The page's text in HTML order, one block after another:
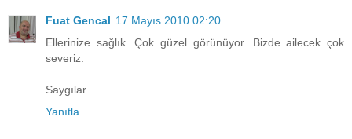
Fuat Gencal 17 Mayıs 2010 02:20
Ellerinize sağlık. Çok güzel görünüyor. Bizde ailecek çok
severiz.
Saygılar.
Yanıtla